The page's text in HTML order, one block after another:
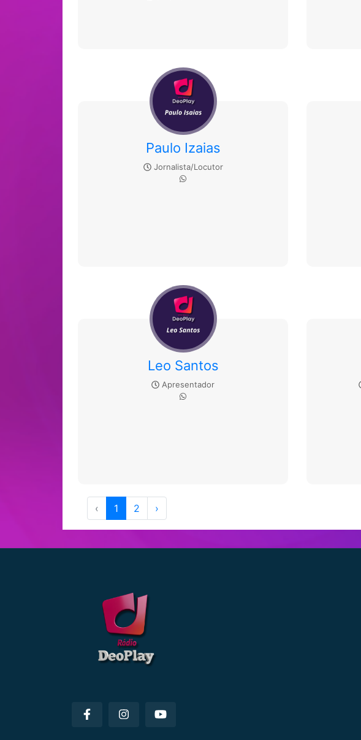
Paulo Izaias
Jornalista/Locutor
Leo Santos
Apresentador
‹ 1 2 ›